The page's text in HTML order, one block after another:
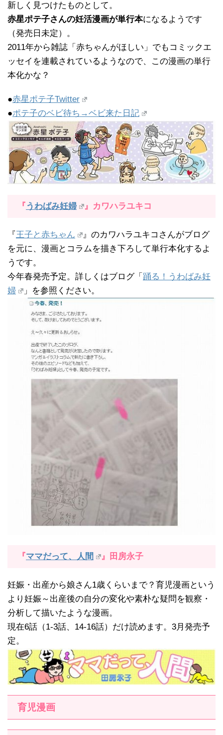
新しく見つけたものとして。
赤星ポテ子さんの妊活漫画が単行本になるようです
（発売日未定）。
2011年から雑誌「赤ちゃんがほしい」でもコミックエ
ッセイを連載されているようなので、この漫画の単行
本化かな？
●赤星ポテ子Twitter
●ポテ子のベビ待ち→ベビ来た日記
『 うわばみ妊婦 』カワハラユキコ
『王子と赤ちゃん
』のカワハラユキコさんがブログ
を元に、漫画とコラムを描き下ろして単行本化するよ
うです。
今年春発売予定。詳しくはブログ「 踊る！うわばみ妊
婦
」を参照ください。
『 ママだって、人間 』田房永子
妊娠・出産から娘さん1歳くらいまで？育児漫画という
より妊娠～出産後の自分の変化や素朴な疑問を観察・
分析して描いたような漫画。
現在6話（1-3話、14-16話）だけ読めます。3月発売予
定。
育児漫画